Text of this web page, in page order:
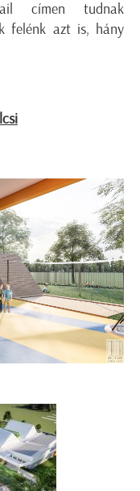
címen tudnak
felénk azt is, hány